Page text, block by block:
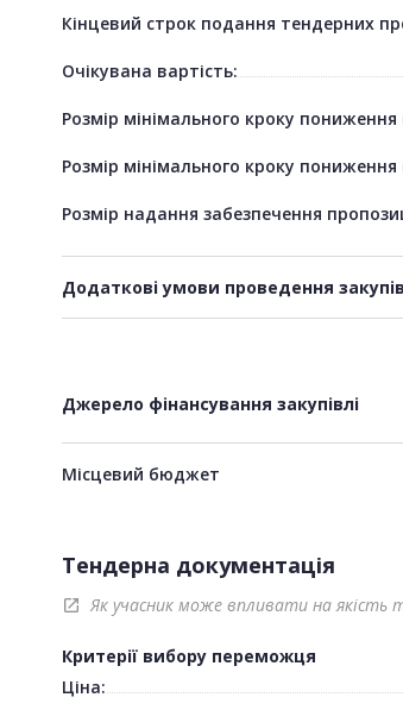
Кінцевий строк подання тендерних
Очікувана вартість:
Розмір мінімального кроку пониження
Розмір мінімального кроку пониження
Розмір надання забезпечення
Додаткові умови проведення
Джерело фінансування закупівлі
Місцевий бюджет
Тендерна документація
open_in_new Як учасник може впливати на якість
Критерії вибору переможця
Ціна: